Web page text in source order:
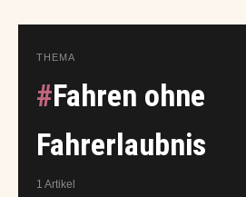
THEMA
#Fahren ohne
Fahrerlaubnis
1 Artikel